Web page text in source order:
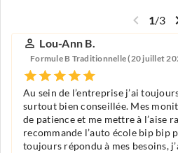
1/3
Lou-Ann B.
Formule B Traditionnelle (20 juillet
Au sein de l’entreprise j’ai
surtout bien conseillée. Mes
de patience et me mettre à l’aise
recommande l’auto école bip bip
toujours répondu à mes besoins,